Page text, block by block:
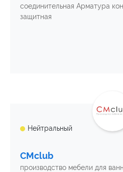
соединительная Арматура
защитная
Нейтральный
CMclub
производство мебели для